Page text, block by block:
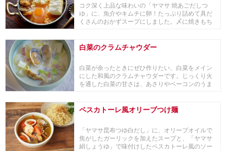
コク深く上品な味わいの「ヤマサ 焼あごだしつ
ゆ」に、魚介やキムチに卵！たっぷり詰めて具だ
くさんのおかずスープにしました。〆に焼きもち
白菜のクラムチャウダー
白菜が余ったときにぜひ作りたい、白菜をメイン
にした和風のクラムチャウダーです。じっくり火
を通した白菜の甘さは、あさりやベーコンのうま
ペスカトーレ風オリーブつけ麺
「ヤマサ昆布つゆ白だし」に、オリーブオイルで
焦がしたガーリックを加えたスープと、「ヤマサ
絹しょうゆ」で味付けしたペスカトーレ風のソー